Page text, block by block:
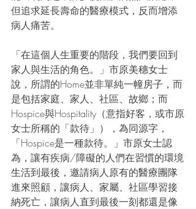
但追求延長壽命的醫療模式，反而增添
病人痛苦。
「在這個人生重要的階段，我們要回到
家人與生活的角色。」市原美穗女士
說，所謂的Home並非單純一幢房子，而
是包括家庭、家人、社區、故鄉；而
Hospice與Hospitality（意指好客，或市原
女士所稱的「款待」），為同源字，
「Hospice是一種款待。」市原女士認
為，讓有疾病/障礙的人們在習慣的環境
生活到最後，邀請病人原有的醫療團隊
進來照顧，讓病人、家屬、社區學習接
納死亡，讓病人直到最後一刻都還是像